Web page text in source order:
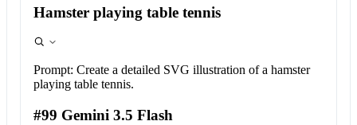
Hamster playing table tennis
Prompt: Create a detailed SVG illustration of a hamster
playing table tennis.
#99 Gemini 3.5 Flash